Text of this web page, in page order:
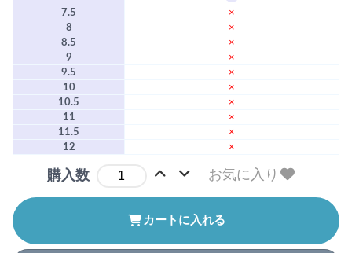
7.5
×
8
×
8.5
×
9
×
9.5
×
10
×
10.5
×
11
×
11.5
×
12
×
購入数 お気に入り
カートに入れる